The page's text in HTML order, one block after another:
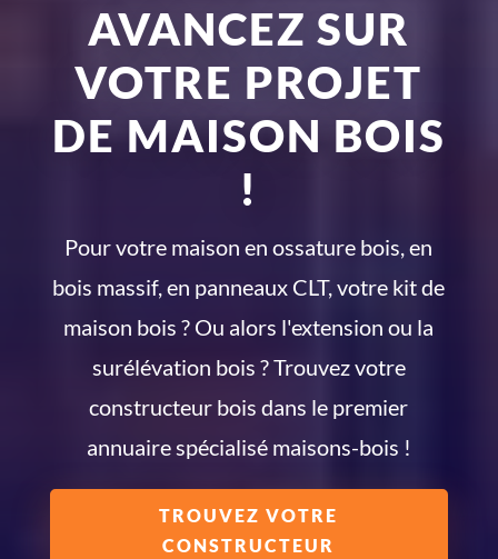
AVANCEZ SUR
VOTRE PROJET
DE MAISON BOIS
!
Pour votre maison en ossature bois, en
bois massif, en panneaux CLT, votre kit de
maison bois ? Ou alors l'extension ou la
surélévation bois ? Trouvez votre
constructeur bois dans le premier
annuaire spécialisé maisons-bois !
TROUVEZ VOTRE
CONSTRUCTEUR